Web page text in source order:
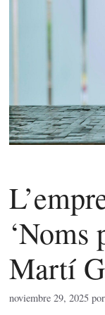
‘Noms
Martí
noviembre 29, 2025